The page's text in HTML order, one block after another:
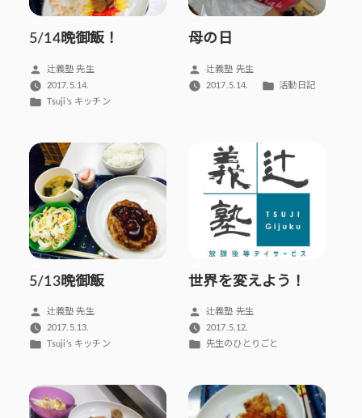
5/14晩御飯！
投
稿
者:
辻義塾 先生
2017.5.14.
カ
リ
ー:
Tsuji’s キッチン
母の日
投
稿
辻義塾 先生
2017.5.14.
カ
ー:
活動日記
5/13晩御飯
投
稿
者:
辻義塾 先生
2017.5.13.
カ
ー:
Tsuji’s キッチン
世界を変えよう！
投
稿
者:
辻義塾 先生
2017.5.12.
カ
リ
ー:
先生のひとりごと